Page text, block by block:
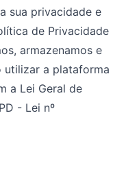
sua privacidade e
de Privacidade
armazenamos e
utilizar a plataforma
a Lei Geral de
- Lei nº